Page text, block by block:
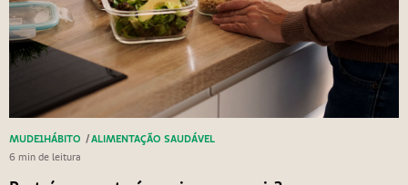
MUDE1HÁBITO /ALIMENTAÇÃO SAUDÁVEL
6 min de leitura